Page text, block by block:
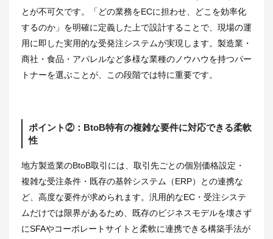
とが不可欠です。「どの業務をECに担わせ、どこを効率化
するのか」を明確に定義した上で設計することで、現場の運
用に即した実用的な受発注システムが実現します。製造業・
商社・食品・アパレルなど多様な業種のノウハウを持つパー
トナーを選ぶことが、この段階では特に重要です。
ポイント②：BtoB特有の複雑な要件に対応できる柔軟
性
地方製造業のBtoB取引には、取引先ごとの個別価格設定・
複雑な受注条件・既存の基幹システム（ERP）との連携な
ど、高度な要件が求められます。汎用的なEC・受注システ
ムだけでは限界があるため、既存のビジネスモデルを壊さず
にSFAやコーポレートサイトと柔軟に連携できる構築手法が